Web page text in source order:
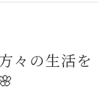
々の生活を